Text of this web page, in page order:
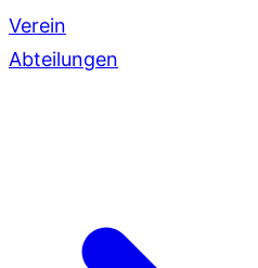
Verein
Abteilungen